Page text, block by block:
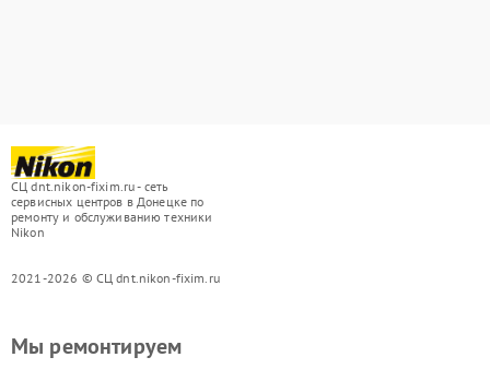
СЦ dnt.nikon-fixim.ru - сеть
сервисных центров в Донецке по
ремонту и обслуживанию техники
Nikon
2021-2026 © СЦ dnt.nikon-fixim.ru
Мы ремонтируем